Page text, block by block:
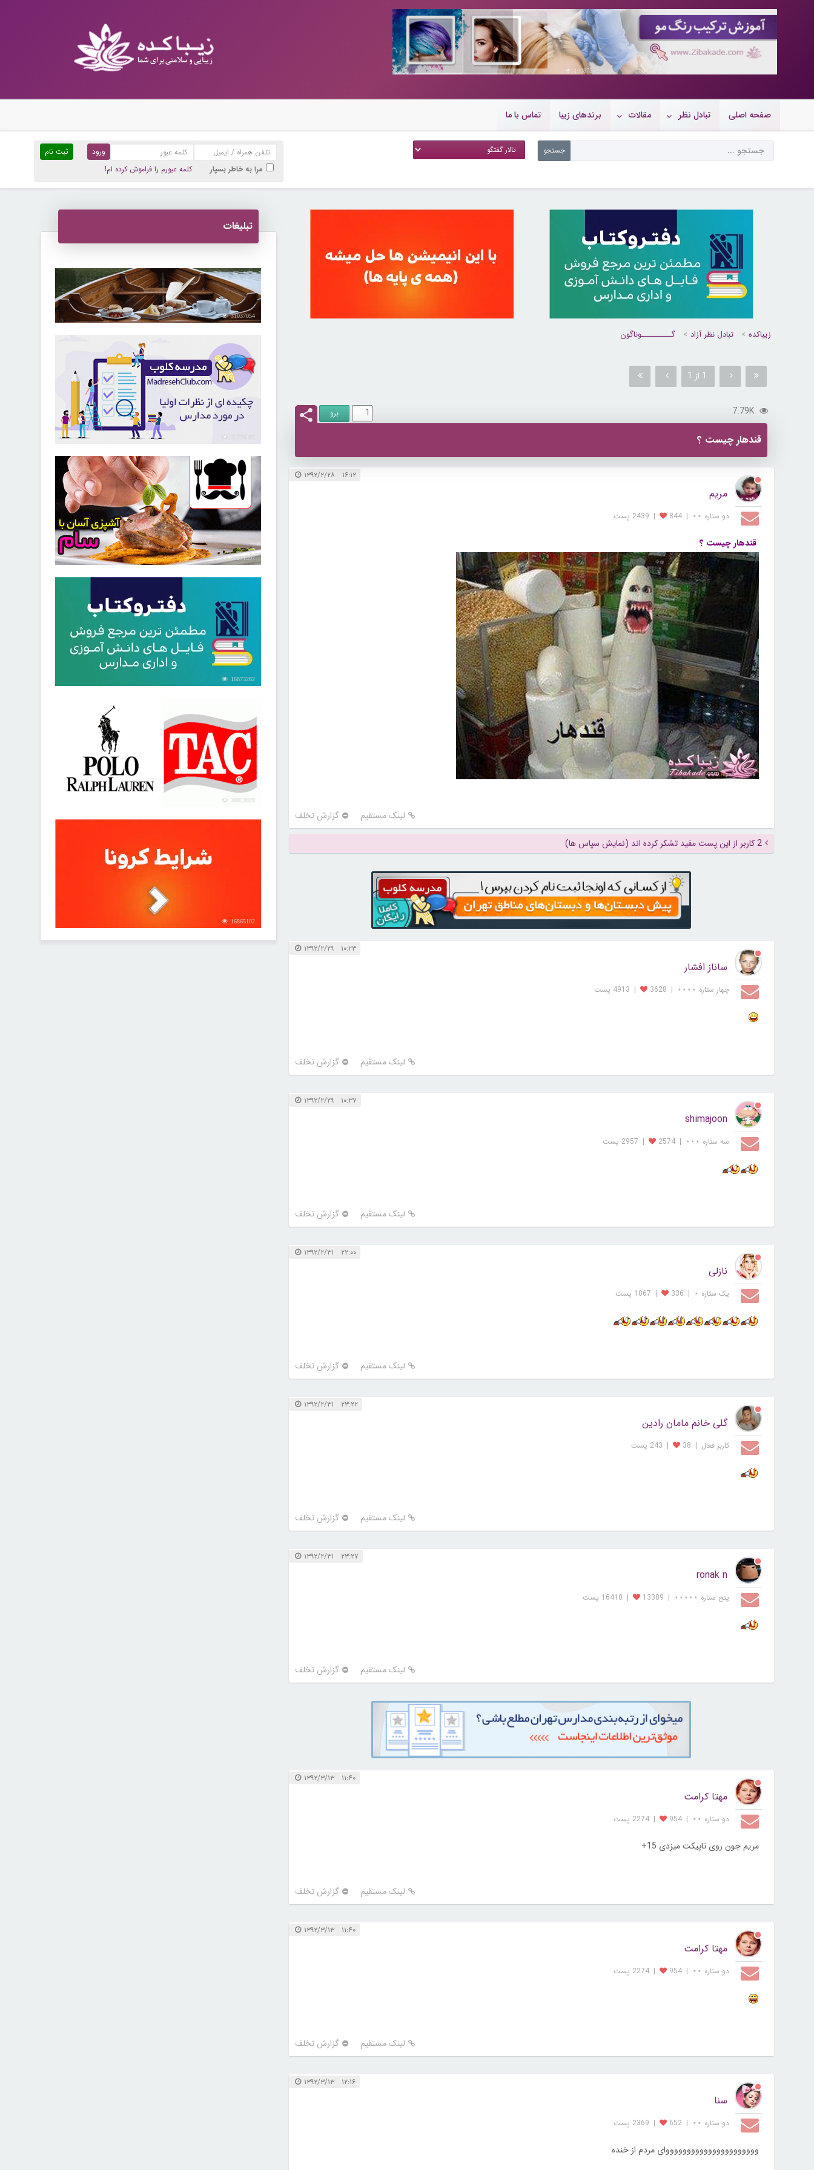
10087598
صفحه اصلی تبادل نظر مقالات برندهای زیبا تماس با ما
ثبت نام
مرا به خاطر بسپار
کلمه عبورم را فراموش کرده ام!
زیباکده تبادل نظر آزاد گــــــــــوناگون
1 از 1
7.79K
قندهار چیست ؟
۱۶:۱۲ ۱۳۹۲/۲/۲۸
مریم
دو ستاره ⋆⋆ |
844
| 2439 پست
قندهار چیست ؟
لینک مستقیم گزارش تخلف
2 کاربر از این پست مفید تشکر کرده اند (نمایش سپاس ها)
۱۰:۲۳ ۱۳۹۲/۲/۲۹
ساناز افشار
چهار ستاره ⋆⋆⋆⋆ |
3628
| 4913 پست
لینک مستقیم گزارش تخلف
۱۰:۳۷ ۱۳۹۲/۲/۲۹
shimajoon
سه ستاره ⋆⋆⋆ |
2574
| 2957 پست
لینک مستقیم گزارش تخلف
۲۲:۰۰ ۱۳۹۲/۲/۳۱
نازلی
یک ستاره ⋆ |
336
| 1067 پست
لینک مستقیم گزارش تخلف
۲۳:۲۲ ۱۳۹۲/۲/۳۱
گلی خانم مامان رادین
کاربر فعال |
38
| 243 پست
لینک مستقیم گزارش تخلف
۲۳:۲۷ ۱۳۹۲/۲/۳۱
ronak n
پنج ستاره ⋆⋆⋆⋆⋆ |
13389
| 16410 پست
لینک مستقیم گزارش تخلف
۱۱:۴۰ ۱۳۹۲/۳/۱۳
مهتا کرامت
دو ستاره ⋆⋆ |
954
| 2274 پست
مریم جون روی تاپیکت میزدی 15+
لینک مستقیم گزارش تخلف
۱۱:۴۰ ۱۳۹۲/۳/۱۳
مهتا کرامت
دو ستاره ⋆⋆ |
954
| 2274 پست
لینک مستقیم گزارش تخلف
۱۲:۱۶ ۱۳۹۲/۳/۱۳
سنا
دو ستاره ⋆⋆ |
652
| 2369 پست
ووووووووووووووووووووووای مردم از خنده
تبلیغات
31037054
30251897
16873282
16865102